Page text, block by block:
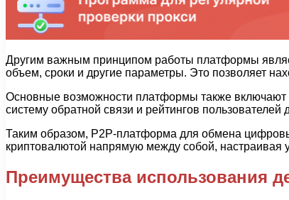
Другим важным принципом работы платформы
объем, сроки и другие параметры. Это позволяет
Основные возможности платформы также включают
систему обратной связи и рейтингов
Таким образом, P2P-платформа для обмена
криптовалютой напрямую между собой, настраивая
Преимущества использования